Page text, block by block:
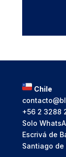
Chile
+56 2 3288
Solo
Escrivá de
Santiago de